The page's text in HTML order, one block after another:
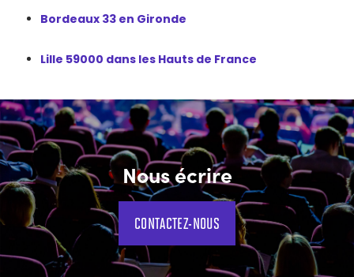
Bordeaux 33 en Gironde
Lille 59000 dans les Hauts de France
Nous écrire
CONTACTEZ-NOUS